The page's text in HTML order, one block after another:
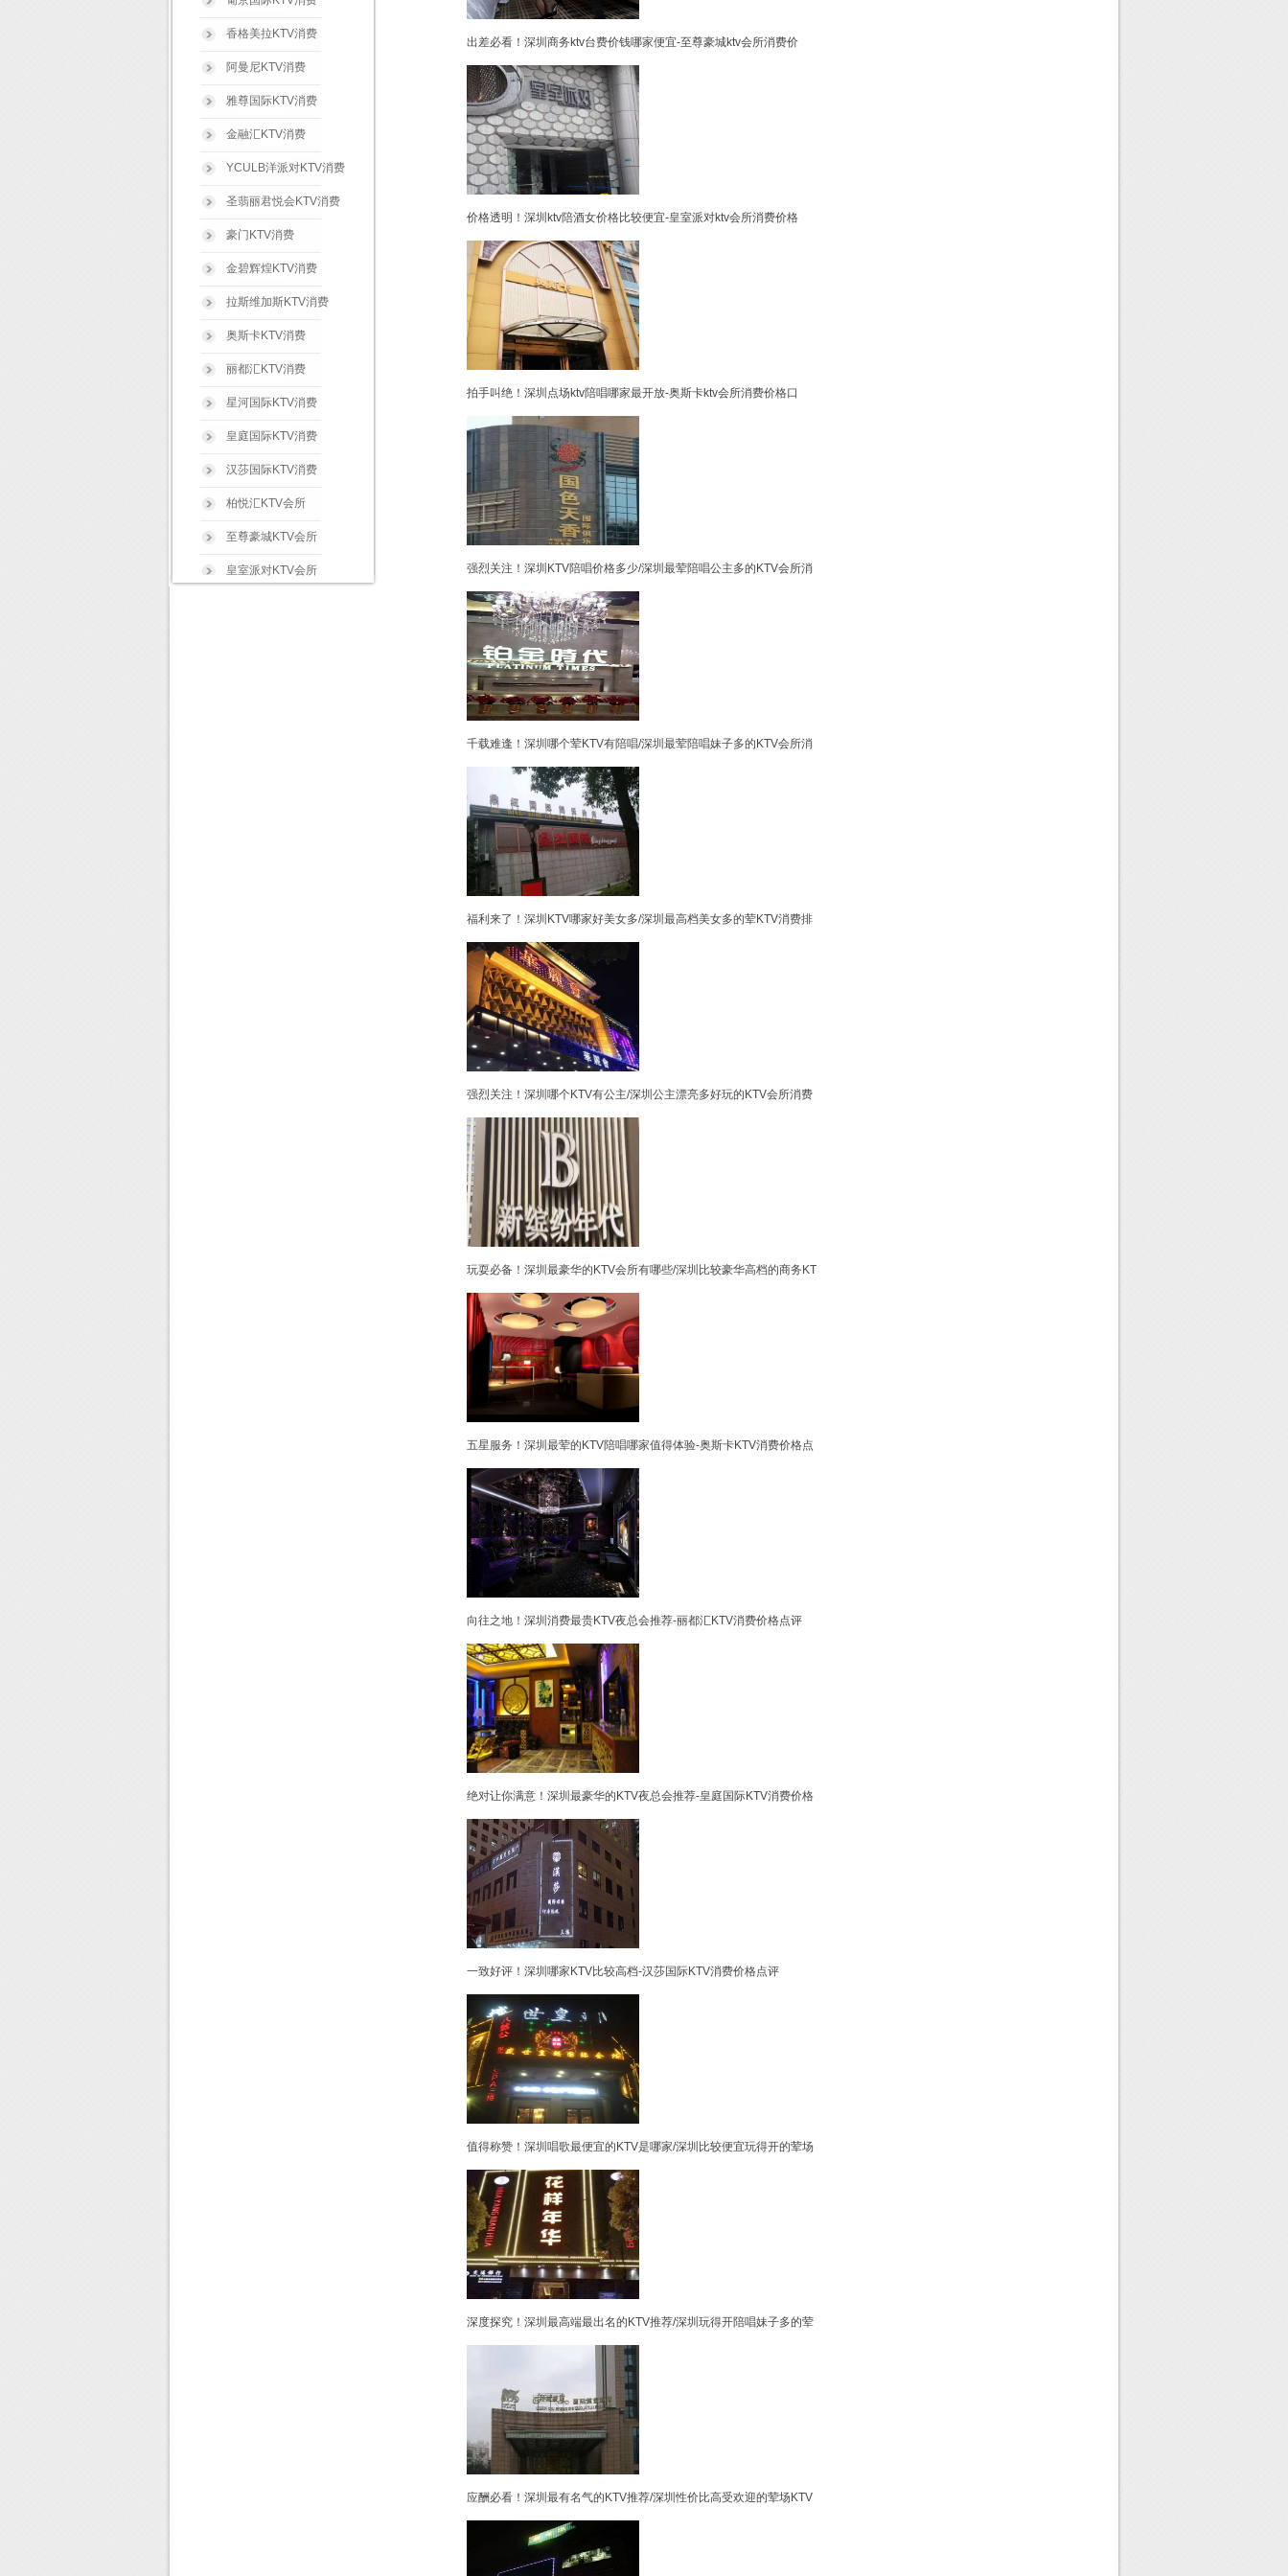
香格美拉KTV消费
阿曼尼KTV消费
雅尊国际KTV消费
金融汇KTV消费
YCULB洋派对KTV消费
圣翡丽君悦会KTV消费
豪门KTV消费
金碧辉煌KTV消费
拉斯维加斯KTV消费
奥斯卡KTV消费
丽都汇KTV消费
星河国际KTV消费
皇庭国际KTV消费
汉莎国际KTV消费
柏悦汇KTV会所
至尊豪城KTV会所
皇室派对KTV会所
出差必看！深圳商务ktv台费价钱哪家便宜-至尊豪城ktv会所消费价
价格透明！深圳ktv陪酒女价格比较便宜-皇室派对ktv会所消费价格
拍手叫绝！深圳点场ktv陪唱哪家最开放-奥斯卡ktv会所消费价格口
强烈关注！深圳KTV陪唱价格多少/深圳最荤陪唱公主多的KTV会所消
千载难逢！深圳哪个荤KTV有陪唱/深圳最荤陪唱妹子多的KTV会所消
福利来了！深圳KTV哪家好美女多/深圳最高档美女多的荤KTV消费排
强烈关注！深圳哪个KTV有公主/深圳公主漂亮多好玩的KTV会所消费
玩耍必备！深圳最豪华的KTV会所有哪些/深圳比较豪华高档的商务KT
五星服务！深圳最荤的KTV陪唱哪家值得体验-奥斯卡KTV消费价格点
向往之地！深圳消费最贵KTV夜总会推荐-丽都汇KTV消费价格点评
绝对让你满意！深圳最豪华的KTV夜总会推荐-皇庭国际KTV消费价格
一致好评！深圳哪家KTV比较高档-汉莎国际KTV消费价格点评
值得称赞！深圳唱歌最便宜的KTV是哪家/深圳比较便宜玩得开的荤场
深度探究！深圳最高端最出名的KTV推荐/深圳玩得开陪唱妹子多的荤
应酬必看！深圳最有名气的KTV推荐/深圳性价比高受欢迎的荤场KTV